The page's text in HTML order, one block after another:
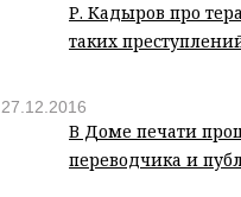
Р. Кадыров про
таких
27.12.2016
В Доме печати
переводчика и